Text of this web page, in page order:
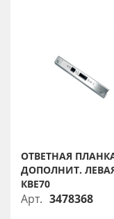
ОТВЕТНАЯ
ДОПОЛНИТ.
КВЕ70
Арт. 3478368